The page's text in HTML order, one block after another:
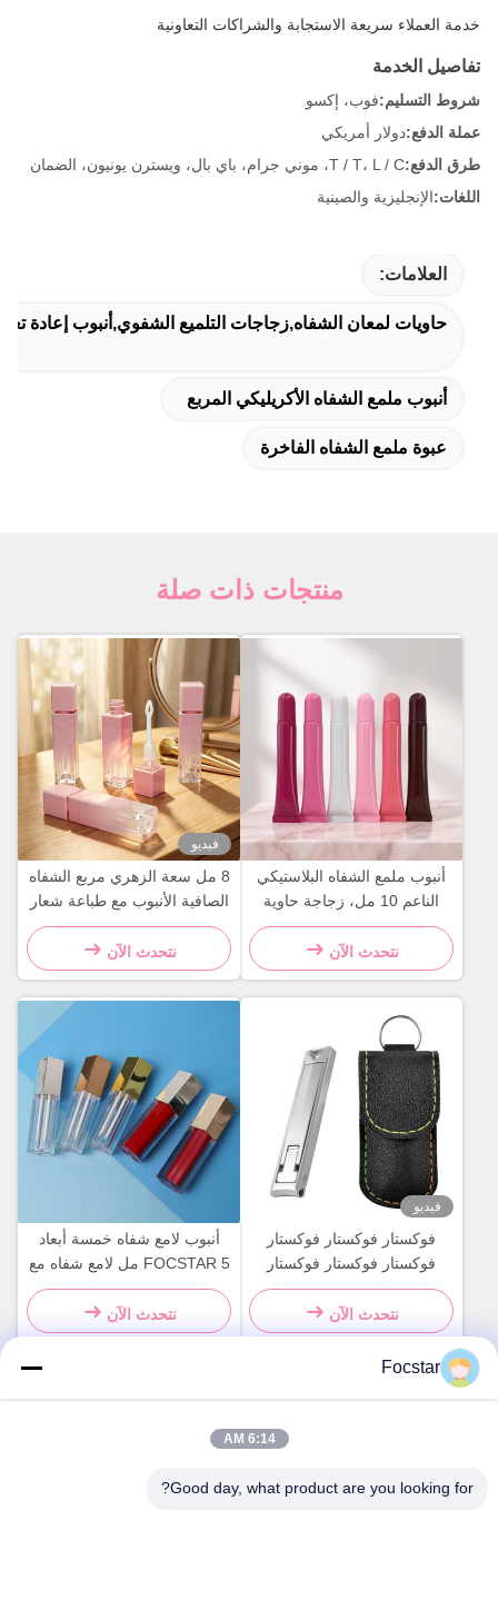
خدمة العملاء سريعة الاستجابة والشراكات التعاونية
تفاصيل الخدمة
شروط التسليم:فوب، إكسو
عملة الدفع:دولار أمريكي
طرق الدفع:T / T، L / C، موني جرام، باي بال، ويسترن يونيون، الضمان
اللغات:الإنجليزية والصينية
العلامات:
حاويات لمعان الشفاه,زجاجات التلميع الشفوي,أنبوب إعادة
أنبوب ملمع الشفاه الأكريليكي المربع
عبوة ملمع الشفاه الفاخرة
منتجات ذات صلة
أنبوب ملمع الشفاه البلاستيكي
الناعم 10 مل، زجاجة حاوية
مستحضرات التجميل
نتحدث الآن
فيديو
8 مل سعة الزهري مربع الشفاه
الصافية الأنبوب مع طباعة شعار
مخصصة والسطح اللامع
نتحدث الآن
فيديو
فوكستار فوكستار فوكستار
فوكستار فوكستار فوكستار
فوكستار فوكستار
نتحدث الآن
أنبوب لامع شفاه خمسة أبعاد
FOCSTAR 5 مل لامع شفاه مع
طباعة الشاشة الحريرية
نتحدث الآن
العنوان
Focstar
6:14 AM
Good day, what product are you looking for?